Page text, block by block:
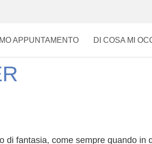
APPUNTAMENTO DI COSA MI
fantasia, come sempre quando